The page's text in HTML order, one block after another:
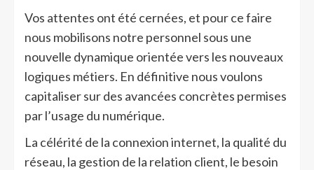
Vos attentes ont été cernées, et pour ce faire
nous mobilisons notre personnel sous une
nouvelle dynamique orientée vers les nouveaux
logiques métiers. En définitive nous voulons
capitaliser sur des avancées concrètes permises
par l’usage du numérique.
La célérité de la connexion internet, la qualité du
réseau, la gestion de la relation client, le besoin